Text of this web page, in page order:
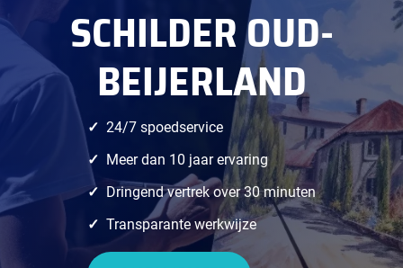
SCHILDER OUD-
BEIJERLAND
24/7 spoedservice
Meer dan 10 jaar ervaring
Dringend vertrek over 30 minuten
Transparante werkwijze